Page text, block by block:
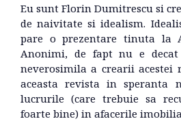
Eu sunt Florin Dumitrescu si
de naivitate si idealism.
pare o prezentare tinuta la
Anonimi, de fapt nu e
neverosimila a crearii acestei
aceasta revista in speranta
lucrurile (care trebuie sa
foarte bine) in afacerile